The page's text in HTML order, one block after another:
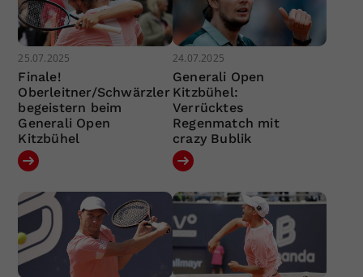
25.07.2025
Finale!
Oberleitner/Schwärzler
begeistern beim
Generali Open
Kitzbühel
24.07.2025
Generali Open
Kitzbühel:
Verrücktes
Regenmatch mit
crazy Bublik